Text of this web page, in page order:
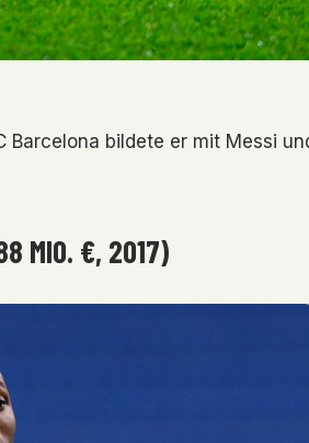
Barcelona bildete er mit Messi
MIO. €, 2017)